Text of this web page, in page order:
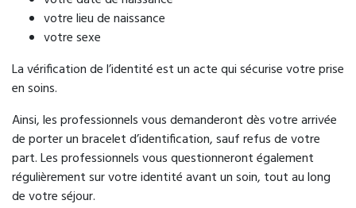
votre lieu de naissance
votre sexe
La vérification de l’identité est un acte qui sécurise votre prise
en soins.
Ainsi, les professionnels vous demanderont dès votre arrivée
de porter un bracelet d’identification, sauf refus de votre
part. Les professionnels vous questionneront également
régulièrement sur votre identité avant un soin, tout au long
de votre séjour.